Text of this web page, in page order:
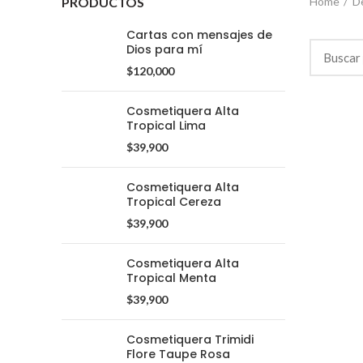
Cartas con mensajes de
Dios para mí
$120,000
Cosmetiquera Alta
Tropical Lima
$39,900
Cosmetiquera Alta
Tropical Cereza
$39,900
Cosmetiquera Alta
Tropical Menta
$39,900
Cosmetiquera Trimidi
Flore Taupe Rosa
Whatsapp: (+57) 305 331 6138